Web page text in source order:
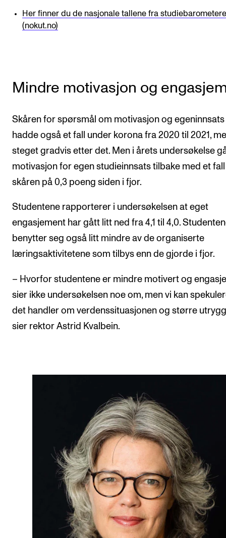
Her finner du de nasjonale tallene fra
(nokut.no)
Mindre motivasjon og
Skåren for spørsmål om motivasjon og egeninnsats
hadde også et fall under korona fra 2020 til 2021,
steget gradvis etter det. Men i årets undersøkelse
motivasjon for egen studieinnsats tilbake med et fall
skåren på 0,3 poeng siden i fjor.
Studentene rapporterer i undersøkelsen at eget
engasjement har gått litt ned fra 4,1 til 4,0.
benytter seg også litt mindre av de organiserte
læringsaktivitetene som tilbys enn de gjorde i fjor.
– Hvorfor studentene er mindre motivert og
sier ikke undersøkelsen noe om, men vi kan
det handler om verdenssituasjonen og større
sier rektor Astrid Kvalbein.